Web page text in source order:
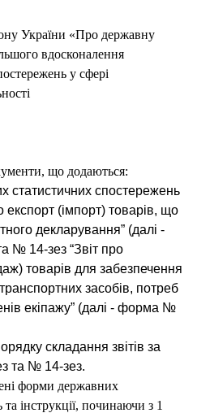
України «Про державну
вдосконалення
у сфері
що додаються:
статистичних спостережень
експорт (імпорт) товарів, що
декларування” (далі -
№ 14-зез “Звіт про
товарів для забезпечення
засобів, потреб
екіпажу” (далі - форма №
складання звітів за
та № 14-зез.
форми державних
інструкції, починаючи з 1